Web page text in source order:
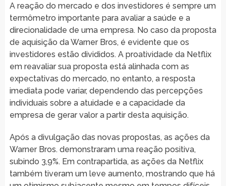
A reação do mercado e dos investidores é sempre um
termômetro importante para avaliar a saúde e a
direcionalidade de uma empresa. No caso da proposta
de aquisição da Warner Bros, é evidente que os
investidores estão divididos. A proatividade da Netflix
em reavaliar sua proposta está alinhada com as
expectativas do mercado, no entanto, a resposta
imediata pode variar, dependendo das percepções
individuais sobre a atuidade e a capacidade da
empresa de gerar valor a partir desta aquisição.
Após a divulgação das novas propostas, as ações da
Warner Bros. demonstraram uma reação positiva,
subindo 3,9%. Em contrapartida, as ações da Netflix
também tiveram um leve aumento, mostrando que há